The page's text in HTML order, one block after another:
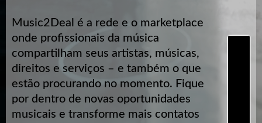
Music2Deal é a rede e o marketplace
onde profissionais da música
compartilham seus artistas, músicas,
direitos e serviços – e também o que
estão procurando no momento. Fique
por dentro de novas oportunidades
musicais e transforme mais contatos